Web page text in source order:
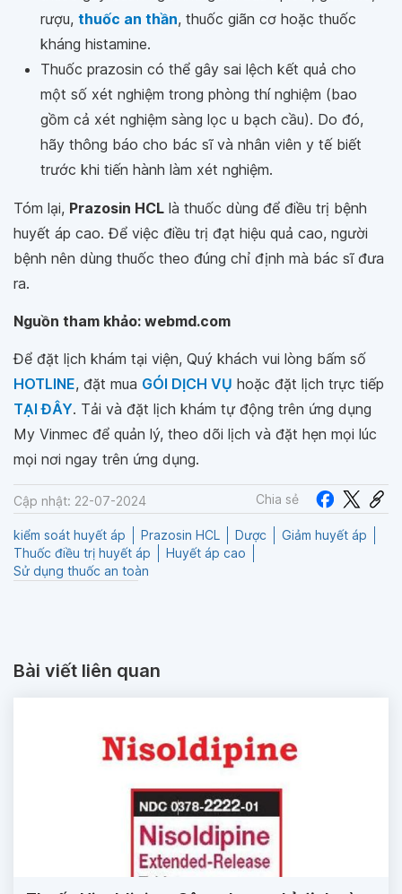
rượu, thuốc an thần, thuốc giãn cơ hoặc thuốc
kháng histamine.
Thuốc prazosin có thể gây sai lệch kết quả cho
một số xét nghiệm trong phòng thí nghiệm (bao
gồm cả xét nghiệm sàng lọc u bạch cầu). Do đó,
hãy thông báo cho bác sĩ và nhân viên y tế biết
trước khi tiến hành làm xét nghiệm.
Tóm lại, Prazosin HCL là thuốc dùng để điều trị bệnh
huyết áp cao. Để việc điều trị đạt hiệu quả cao, người
bệnh nên dùng thuốc theo đúng chỉ định mà bác sĩ đưa
ra.
Nguồn tham khảo: webmd.com
Để đặt lịch khám tại viện, Quý khách vui lòng bấm số
HOTLINE, đặt mua GÓI DỊCH VỤ hoặc đặt lịch trực tiếp
TẠI ĐÂY. Tải và đặt lịch khám tự động trên ứng dụng
My Vinmec để quản lý, theo dõi lịch và đặt hẹn mọi lúc
mọi nơi ngay trên ứng dụng.
Cập nhật: 22-07-2024 Chia sẻ
kiểm soát huyết áp Prazosin HCL Dược
Giảm huyết áp
Thuốc điều trị huyết áp
Huyết áp cao
Sử dụng thuốc an toàn
Bài viết liên quan